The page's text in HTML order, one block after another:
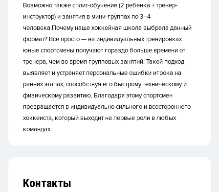
Возможно также сплит-обучение (2 ребенка + тренер-
инструктор) и занятия в мини-группах по 3–4
человека.Почему наша хоккейная школа выбрала данный
формат? Все просто — на индивидуальных тренировках
юные спортсмены получают гораздо больше времени от
тренера, чем во время групповых занятий. Такой подход
выявляет и устраняет персональные ошибки игрока на
ранних этапах, способствуя его быстрому техническому и
физическому развитию. Благодаря этому спортсмен
превращается в индивидуально сильного и всестороннего
хоккеиста, который выходит на первые роли в любых
командах.
Контакты